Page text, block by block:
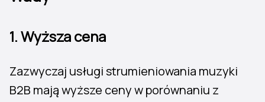
1.Wyższa cena
Zazwyczaj usługi strumieniowania muzyki
B2B mają wyższe ceny w porównaniu z